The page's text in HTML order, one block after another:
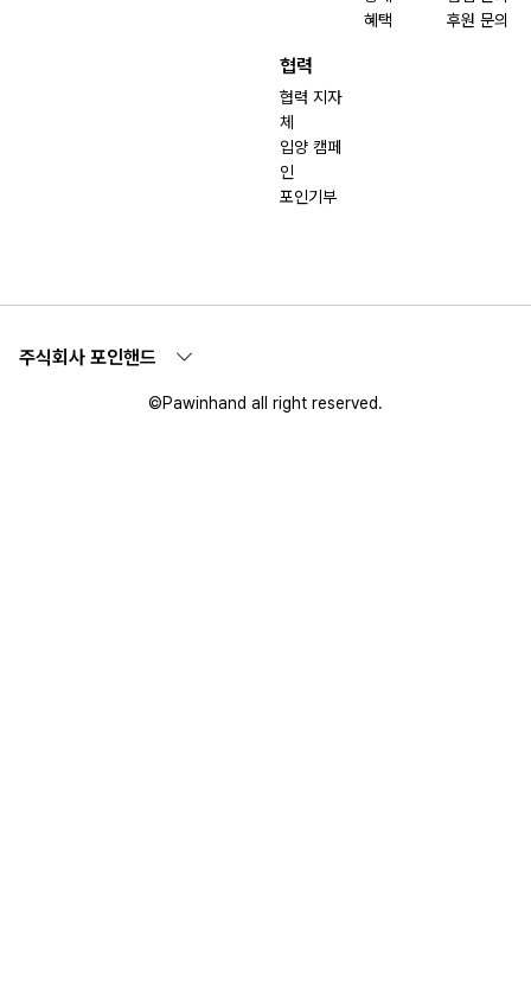
혜택
후원 문의
협력
협력 지자
체
입양 캠페
인
포인기부
주식회사 포인핸드
©Pawinhand all right reserved.